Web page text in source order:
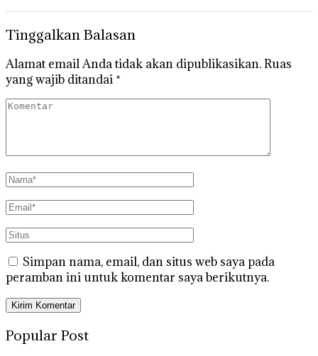
Tinggalkan Balasan
Alamat email Anda tidak akan dipublikasikan.Ruas
yang wajib ditandai *
Simpan nama, email, dan situs web saya pada
peramban ini untuk komentar saya berikutnya.
Popular Post